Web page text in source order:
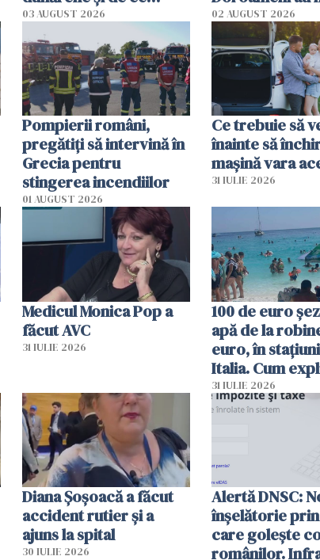
România resimte
efectele, deși a plouat
în iulie
03 AUGUST 2026 02 AUGUST 2026
Pompierii români,
pregătiţi să intervină în
Grecia pentru
stingerea incendiilor
01 AUGUST 2026
Ce trebuie să
înainte să
mașină vara
31 IULIE 2026
Medicul Monica Pop a
făcut AVC
31 IULIE 2026
100 de euro
apă de la
euro, în
Italia. Cum
autoritățile
31 IULIE 2026
Diana Șoșoacă a făcut
accident rutier și a
ajuns la spital
30 IULIE 2026
Alertă DNSC:
înșelătorie prin
care golește
românilor.